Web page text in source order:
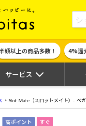
ポイント貯めて現
額以上の商品多数！ 4%還
サービス
Slot Mate（スロットメイト）- ベ
高ポイント すぐ